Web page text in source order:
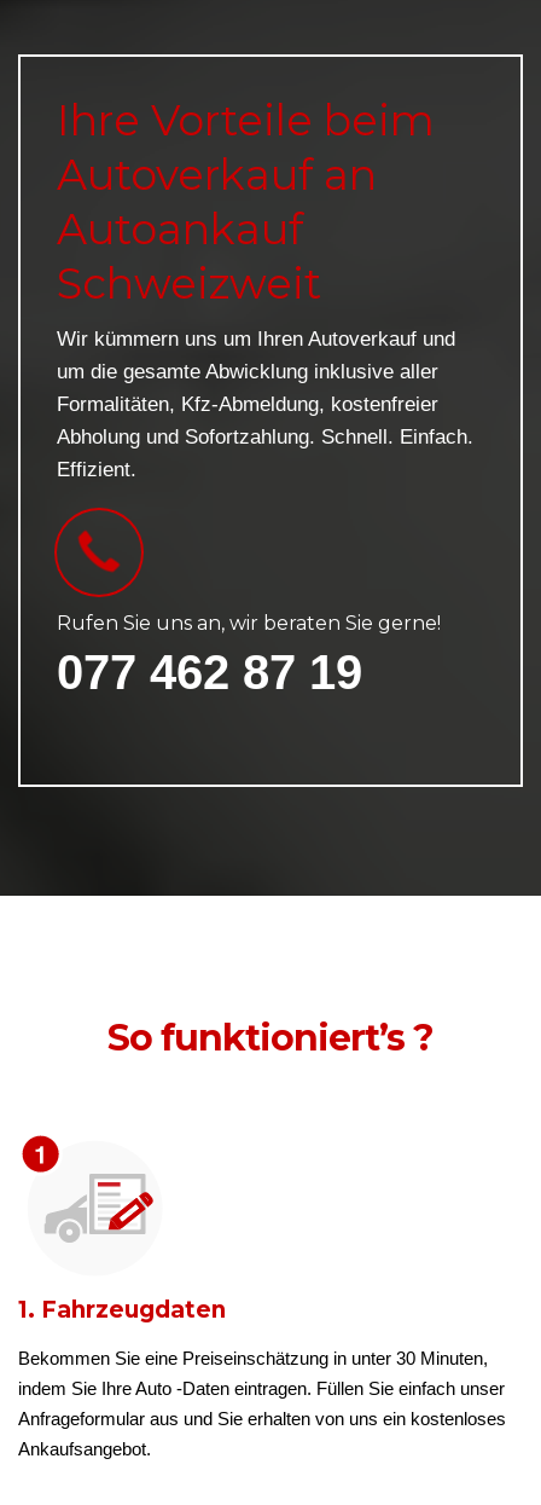
Ihre Vorteile beim
Autoverkauf an
Autoankauf
Schweizweit
Wir kümmern uns um Ihren Autoverkauf und
um die gesamte Abwicklung inklusive aller
Formalitäten, Kfz-Abmeldung, kostenfreier
Abholung und Sofortzahlung. Schnell. Einfach.
Effizient.
Rufen Sie uns an, wir beraten Sie gerne!
077 462 87 19
So funktioniert’s ?
1. Fahrzeugdaten
Bekommen Sie eine Preiseinschätzung in unter 30 Minuten,
indem Sie Ihre Auto -Daten eintragen. Füllen Sie einfach unser
Anfrageformular aus und Sie erhalten von uns ein kostenloses
Ankaufsangebot.